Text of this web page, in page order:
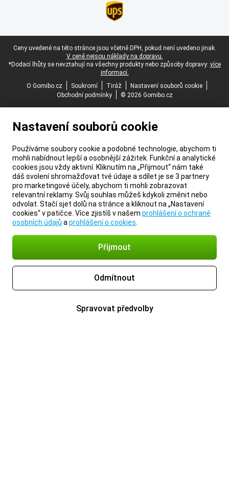
Právní zápatí
Ceny uvedené na této stránce jsou včetně DPH, pokud není uvedeno jinak.
V ceně nejsou náklady na dopravu.
*Dodací lhůty se nevztahují na všechny produkty nebo způsoby dopravy: více
informací.
O Gomibo.cz
Soukromí Tiráž
Nastavení souborů cookie
Obchodní podmínky
© 2026 Gomibo.cz
Nastavení souborů cookie
Používáme soubory cookie a podobné technologie, abychom ti
mohli nabídnout lepší a osobnější zážitek. Funkční a analytické
cookies jsou vždy aktivní. Kliknutím na „Přijmout“ nám také
dáš svolení shromažďovat tvé údaje a sdílet je se 3 partnery
pro marketingové účely, abychom ti mohli zobrazovat
relevantní reklamy. Svůj souhlas můžeš kdykoli změnit nebo
odvolat. Stačí sjet dolů na stránce a kliknout na „Nastavení
cookies“ v patičce. Více zjistíš v našem prohlášení o ochraně
osobních údajů a prohlášení o cookies
Přijmout
Odmítnout
Spravovat předvolby